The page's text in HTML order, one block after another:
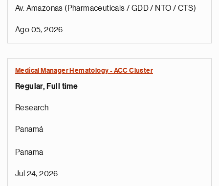
Av. Amazonas (Pharmaceuticals / GDD / NTO / CTS)
Ago 05, 2026
Medical Manager Hematology - ACC Cluster
Regular, Full time
Research
Panamá
Panama
Jul 24, 2026